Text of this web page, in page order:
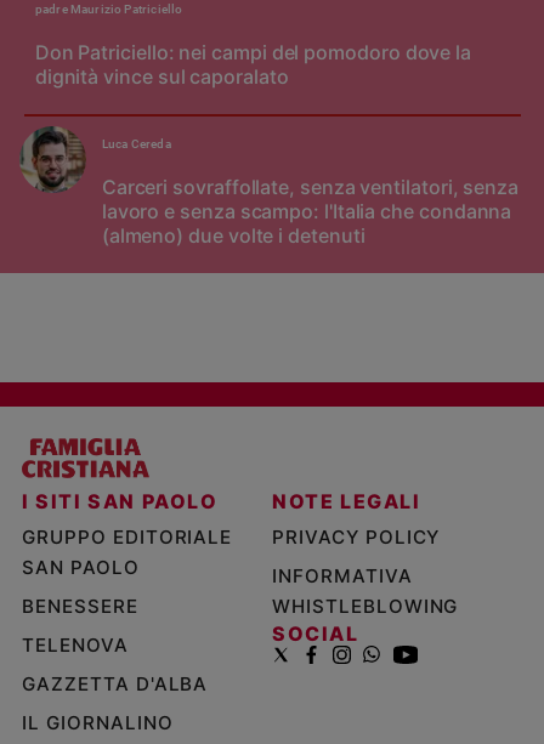
Don Patriciello: nei campi del pomodoro dove la
dignità vince sul caporalato
padre Maurizio Patriciello
Carceri sovraffollate, senza ventilatori, senza
lavoro e senza scampo: l'Italia che condanna
(almeno) due volte i detenuti
Luca Cereda
I SITI SAN PAOLO
GRUPPO EDITORIALE
SAN PAOLO
BENESSERE
TELENOVA
GAZZETTA D'ALBA
IL GIORNALINO
NOTE LEGALI
PRIVACY POLICY
INFORMATIVA
WHISTLEBLOWING
SOCIAL